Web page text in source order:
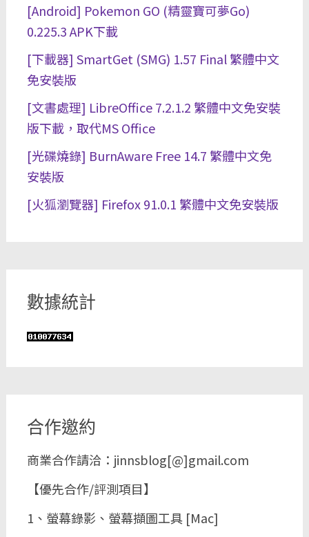
[Android] Pokemon GO (精靈寶可夢Go)
0.225.3 APK下載
[下載器] SmartGet (SMG) 1.57 Final 繁體中文
免安裝版
[文書處理] LibreOffice 7.2.1.2 繁體中文免安裝
版下載，取代MS Office
[光碟燒錄] BurnAware Free 14.7 繁體中文免
安裝版
[火狐瀏覽器] Firefox 91.0.1 繁體中文免安裝版
數據統計
合作邀約
商業合作請洽：jinnsblog[@]gmail.com
【優先合作/評測項目】
1、螢幕錄影、螢幕擷圖工具 [Mac]